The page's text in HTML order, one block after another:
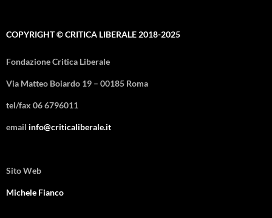
COPYRIGHT © CRITICA LIBERALE 2018-2025
Fondazione Critica Liberale
Via Matteo Boiardo 19 – 00185 Roma
tel/fax 06 6796011
email info@criticaliberale.it
Sito Web
Michele Fianco